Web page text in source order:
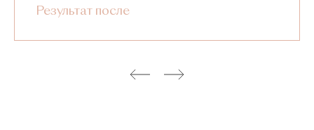
Результат после